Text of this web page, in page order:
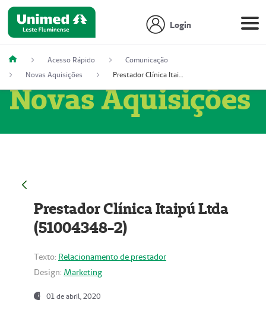
Login
Acesso Rápido
Comunicação
Novas Aquisições
Prestador Clínica Itaipú Ltda (51004348-2)
Novas Aquisições
Prestador Clínica Itaipú Ltda
(51004348-2)
Texto: Relacionamento de prestador
Design: Marketing
01 de abril, 2020